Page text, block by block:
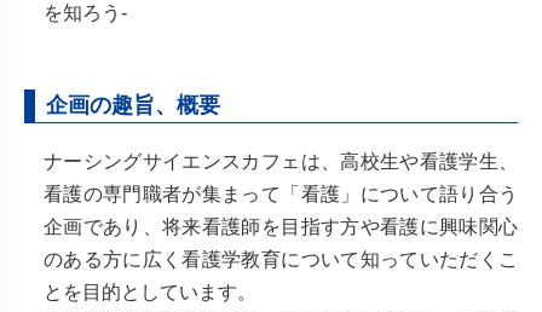
を知ろう-
企画の趣旨、概要
ナーシングサイエンスカフェは、高校生や看護学生、
看護の専門職者が集まって「看護」について語り合う
企画であり、将来看護師を目指す方や看護に興味関心
のある方に広く看護学教育について知っていただくこ
とを目的としています。